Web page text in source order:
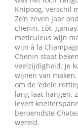
naar:
NL
Knipoog, verschil
Zo’n zeven jaar
chenin, côt,
meticuleus wijn
wijn à la
Chenin staat
veelzijdigheid. Je
wijnen van
om de ‘edele
lang laat hangen,
levert
beroemdste
wereld.